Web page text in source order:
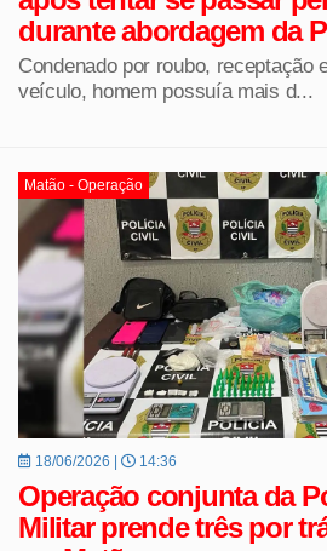
durante abordagem da
Condenado por roubo, receptação
veículo, homem possuía mais d...
Matão - Operação
18/06/2026 | 14:36
Operação conjunta da
Militar prende três por